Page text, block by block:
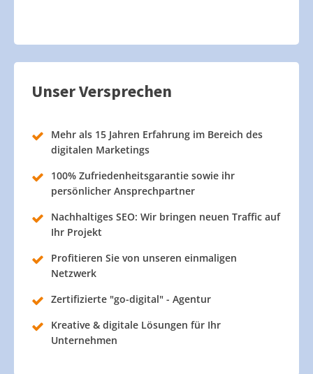
Unser Versprechen
Mehr als 15 Jahren Erfahrung im Bereich des
digitalen Marketings
100% Zufriedenheitsgarantie sowie ihr
persönlicher Ansprechpartner
Nachhaltiges SEO: Wir bringen neuen Traffic auf
Ihr Projekt
Profitieren Sie von unseren einmaligen
Netzwerk
Zertifizierte "go-digital" - Agentur
Kreative & digitale Lösungen für Ihr
Unternehmen